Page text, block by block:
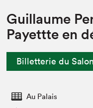
Actualités
Vidéos et
Édition 2022
Planifier sa visite
Nous connaître
Liens pratiques
Guillaume
Payettte en
Billetterie du
Au Palais